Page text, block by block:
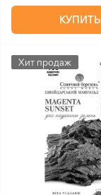
КУПИТЬ
Хит продаж